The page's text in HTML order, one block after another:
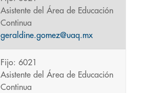
Asistente del Área de Educación
Continua
geraldine.gomez@uaq.mx
Fijo: 6021
Asistente del Área de Educación
Continua